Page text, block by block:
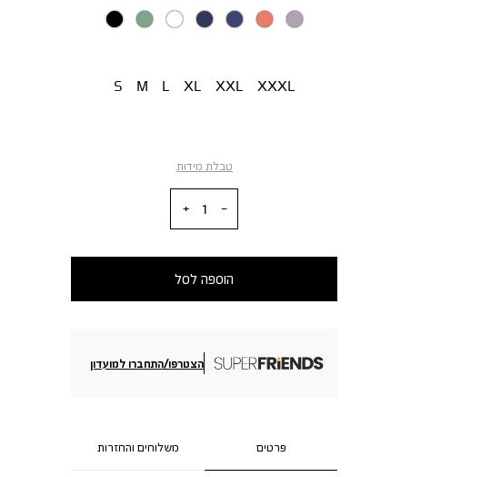
S M L XL XXL XXXL
טבלת מידות
הוספה לסל
הצטרפו/התחברו למועדון
פרטים משלוחים והחזרות